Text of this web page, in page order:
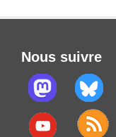
Nous suivre